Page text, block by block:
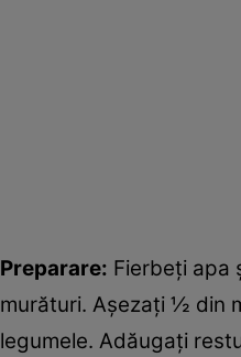
Preparare: Fierbeţi apa
murături. Aşezaţi ½ din
legumele. Adăugaţi